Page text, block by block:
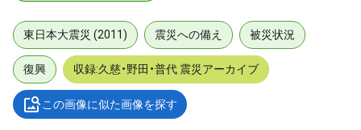
東日本大震災 (2011) 震災への備え 被災状況
復興 収録:久慈・野田・普代 震災アーカイブ
この画像に似た画像を探す